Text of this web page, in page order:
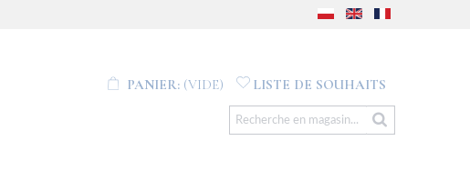
PANIER: (VIDE) LISTE DE SOUHAITS